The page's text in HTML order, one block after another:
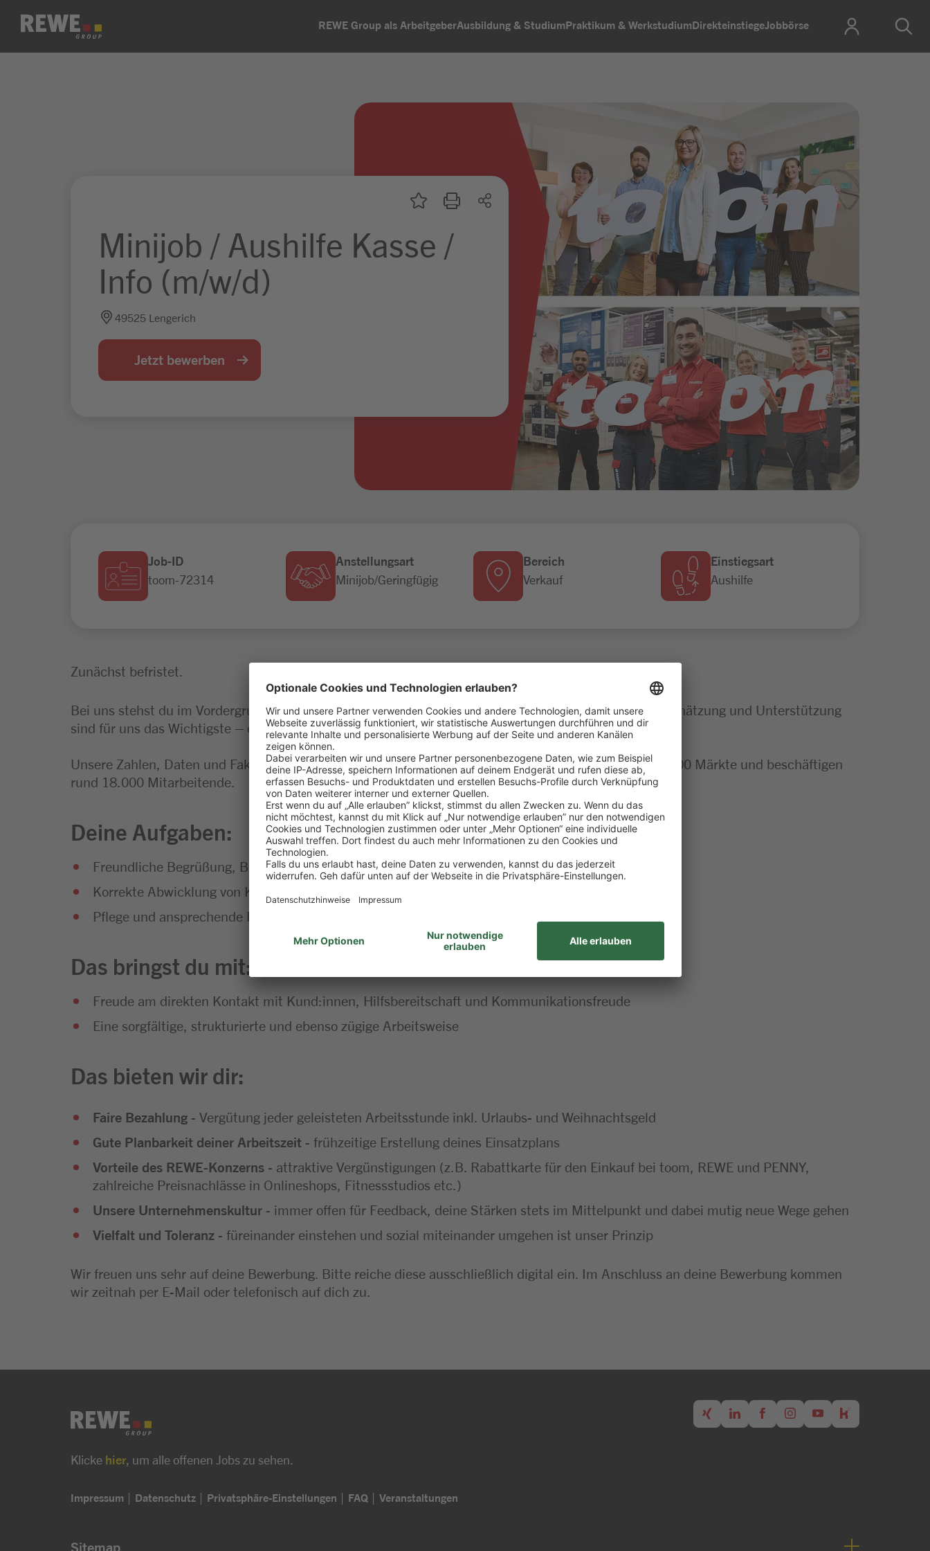
Zum Inhalt springen REWE Group als ArbeitgeberAusbildung & StudiumPraktikum & WerkstudiumDirekteinstiegeJobbörse
Minijob / Aushilfe Kasse /
Info (m/w/d)
49525 Lengerich
Jetzt bewerben
Job-ID
toom-72314
Anstellungsart
Minijob/Geringfügig
Bereich
Verkauf
Einstiegsart
Aushilfe
Zunächst befristet.
Bei uns stehst du im Vordergrund. Und ein ganzes Team hinter dir: Denn Respekt, gegenseitige Wertschätzung und Unterstützung
sind für uns das Wichtigste – egal, in welcher Position du bei uns arbeitest.
Unsere Zahlen, Daten und Fakten: Wir sind Teil der REWE Group. Bundesweit betreiben wir mehr als 300 Märkte und beschäftigen
rund 18.000 Mitarbeitende.
Deine Aufgaben:
Freundliche Begrüßung, Bedienung und Verabschiedung unserer Kund:innen
Korrekte Abwicklung von Kassiervorgängen und vertrauensvoller Umgang mit Zahlungsmitteln
Pflege und ansprechende Präsentation des Kassenbereichs sowie Nachräumen von Waren
Das bringst du mit:
Freude am direkten Kontakt mit Kund:innen, Hilfsbereitschaft und Kommunikationsfreude
Eine sorgfältige, strukturierte und ebenso zügige Arbeitsweise
Das bieten wir dir:
Faire Bezahlung - Vergütung jeder geleisteten Arbeitsstunde inkl. Urlaubs- und Weihnachtsgeld
Gute Planbarkeit deiner Arbeitszeit - frühzeitige Erstellung deines Einsatzplans
Vorteile des REWE-Konzerns - attraktive Vergünstigungen (z.B. Rabattkarte für den Einkauf bei toom, REWE und PENNY,
zahlreiche Preisnachlässe in Onlineshops, Fitnessstudios etc.)
Unsere Unternehmenskultur - immer offen für Feedback, deine Stärken stets im Mittelpunkt und dabei mutig neue Wege gehen
Vielfalt und Toleranz - füreinander einstehen und sozial miteinander umgehen ist unser Prinzip
Wir freuen uns sehr auf deine Bewerbung. Bitte reiche diese ausschließlich digital ein. Im Anschluss an deine Bewerbung kommen
wir zeitnah per E-Mail oder telefonisch auf dich zu.
Klicke hier , um alle offenen Jobs zu sehen.
Impressum Datenschutz Privatsphäre-Einstellungen FAQ Veranstaltungen
Sitemap